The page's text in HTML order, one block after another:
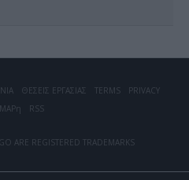
ΘΕΣΕΙΣ ΕΡΓΑΣΙΑΣ TERMS
PRIVACY
η RSS
ARE REGISTERED TRADEMARKS